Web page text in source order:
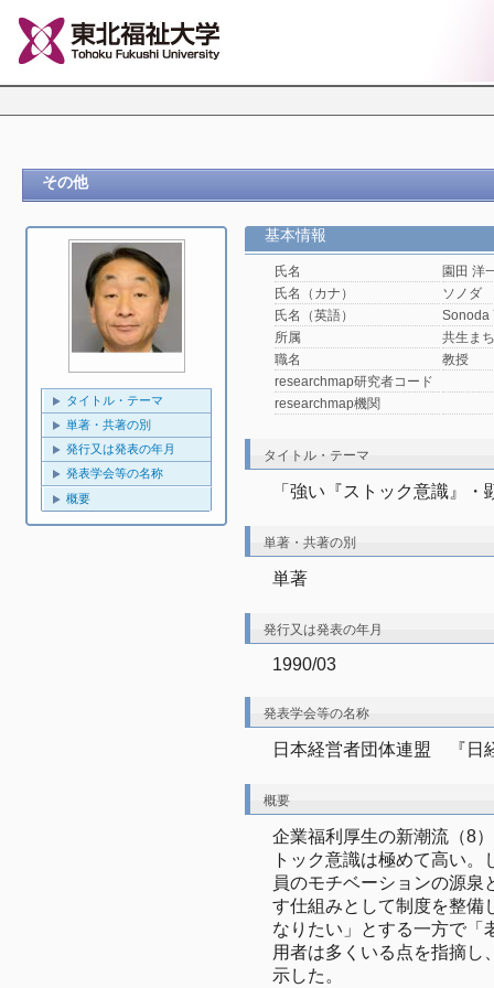
その他
タイトル・テーマ
単著・共著の別
発行又は発表の年月
発表学会等の名称
概要
基本情報
氏名
園田 洋
氏名（カナ）
ソノダ
氏名（英語）
Sonoda
所属
共生ま
職名
教授
researchmap研究者コード
researchmap機関
タイトル・テーマ
「強い『ストック意識』
単著・共著の別
単著
発行又は発表の年月
1990/03
発表学会等の名称
日本経営者団体連盟　『日
概要
企業福利厚生の新潮流（8
トック意識は極めて高い
員のモチベーションの源泉
す仕組みとして制度を整備
なりたい」とする一方で「
用者は多くいる点を指摘し
示した。